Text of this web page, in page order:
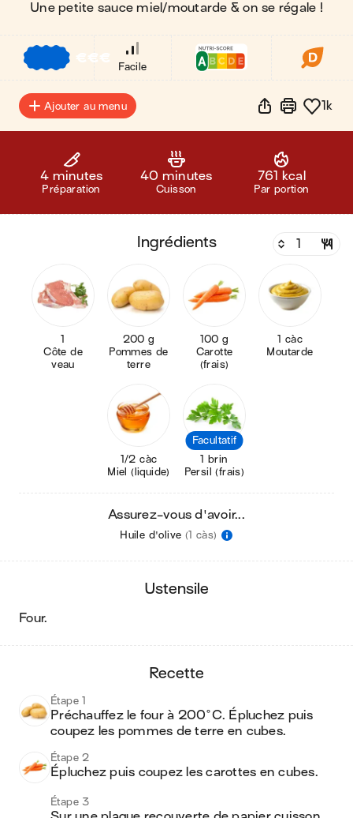
Une petite sauce miel/moutarde & on se régale !
€€€
Facile
Ajouter au menu 1k
4 minutes
Préparation
40 minutes
Cuisson
761 kcal
Par portion
ingrédients
1
Côte de
veau
200 g
Pommes de
terre
100 g
Carotte
(frais)
1 càc
Moutarde
1/2 càc
Miel (liquide)
Facultatif
1 brin
Persil (frais)
Assurez-vous d'avoir...
Huile d'olive (1 càs)
ustensile
four.
recette
Étape 1
Préchauffez le four à 200°C. Épluchez puis
coupez les pommes de terre en cubes.
Étape 2
Épluchez puis coupez les carottes en cubes.
Étape 3